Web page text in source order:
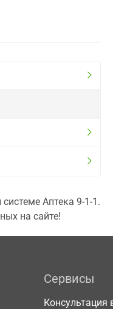
Аптека 9-1-1.
на сайте!
Сервисы
Консультация